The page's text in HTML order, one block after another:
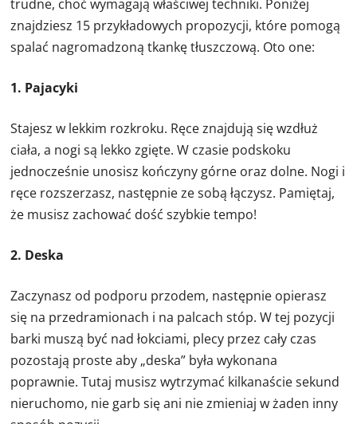
trudne, choć wymagają właściwej techniki. Poniżej
znajdziesz 15 przykładowych propozycji, które pomogą
spalać nagromadzoną tkankę tłuszczową. Oto one:
1. Pajacyki
Stajesz w lekkim rozkroku. Ręce znajdują się wzdłuż
ciała, a nogi są lekko zgięte. W czasie podskoku
jednocześnie unosisz kończyny górne oraz dolne. Nogi i
ręce rozszerzasz, następnie ze sobą łączysz. Pamiętaj,
że musisz zachować dość szybkie tempo!
2. Deska
Zaczynasz od podporu przodem, następnie opierasz
się na przedramionach i na palcach stóp. W tej pozycji
barki muszą być nad łokciami, plecy przez cały czas
pozostają proste aby „deska” była wykonana
poprawnie. Tutaj musisz wytrzymać kilkanaście sekund
nieruchomo, nie garb się ani nie zmieniaj w żaden inny